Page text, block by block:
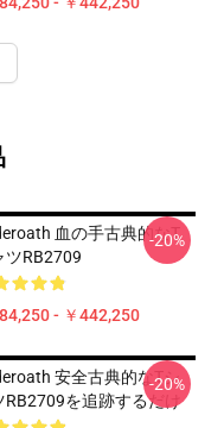
血の手古典的なT
ツRB2709
- ￥442,250
-20%
安全古典的なTシ
RB2709を追跡するだけ
-20%